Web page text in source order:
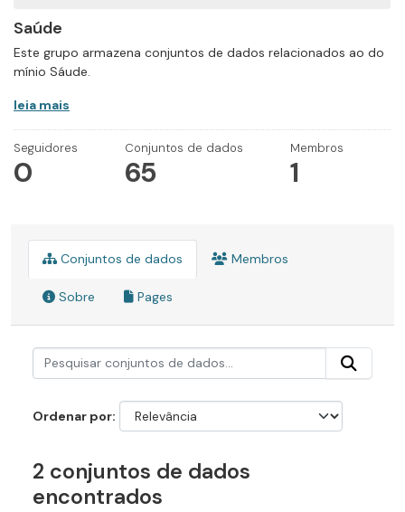
Saúde
Este grupo armazena conjuntos de dados relacionados ao do
mínio Sáude.
leia mais
Seguidores
0
Conjuntos de dados
65
Membros
1
Conjuntos de dados Membros
Sobre Pages
Ordenar por
2 conjuntos de dados
encontrados